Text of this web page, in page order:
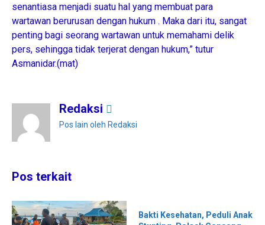
senantiasa menjadi suatu hal yang membuat para
wartawan berurusan dengan hukum . Maka dari itu, sangat
penting bagi seorang wartawan untuk memahami delik
pers, sehingga tidak terjerat dengan hukum,” tutur
Asmanidar.(mat)
Redaksi
Pos lain oleh Redaksi
Pos terkait
Bakti Kesehatan, Peduli Anak